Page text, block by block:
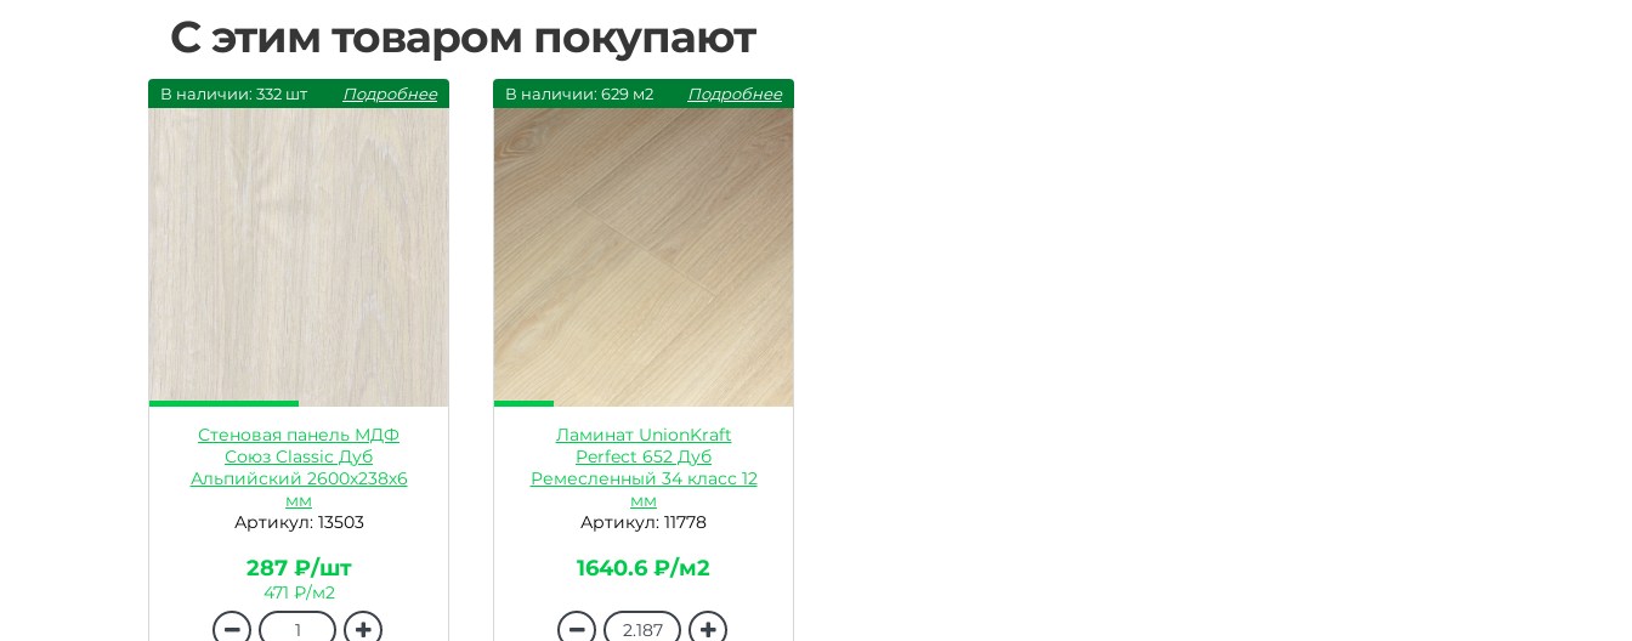
С этим товаром покупают
В наличии: 332 шт Подробнее
Стеновая панель МДФ
Союз Classic Дуб
Альпийский 2600х238х6
мм
Артикул: 13503
287 ₽/шт
471 ₽/м2
В наличии: 629 м2 Подробнее
Ламинат UnionKraft
Perfect 652 Дуб
Ремесленный 34 класс 12
мм
Артикул: 11778
1640.6 ₽/м2